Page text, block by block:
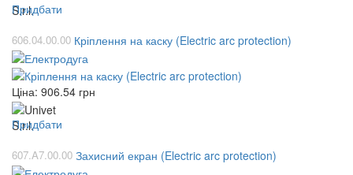
Придбати
606.04.00.00 Кріплення на каску (Electric arc protection)
Ціна: 906.54 грн
Придбати
607.A7.00.00 Захисний екран (Electric arc protection)